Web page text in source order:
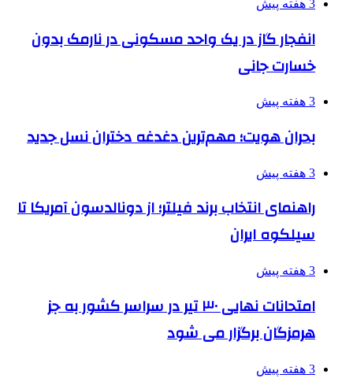
3 هفته پیش
انفجار گاز در یک واحد مسکونی در نارمک بدون
خسارت جانی
3 هفته پیش
بحران هویت؛ مهم‌ترین دغدغه دختران نسل جدید
3 هفته پیش
راهنمای انتخاب برند فیلتر؛ از دونالدسون آمریکا تا
سیلکوه ایران
3 هفته پیش
امتحانات نهایی ۳۰ تیر در سراسر کشور به جز
هرمزگان برگزار می شود
3 هفته پیش